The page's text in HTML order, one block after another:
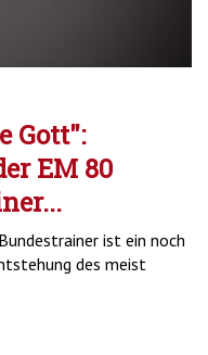
Gott":
EM 80
ist ein noch
des meist